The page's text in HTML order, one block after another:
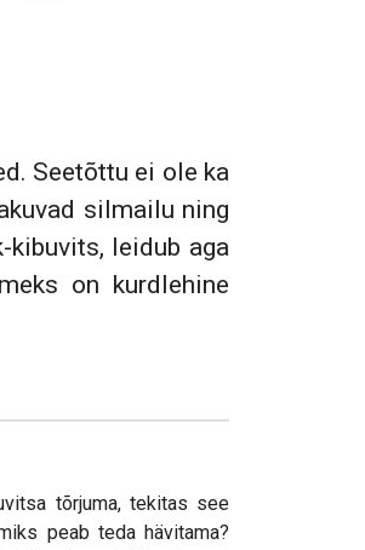
Seetõttu ei ole ka
silmailu ning
leidub aga
on kurdlehine
tõrjuma, tekitas see
peab teda hävitama?